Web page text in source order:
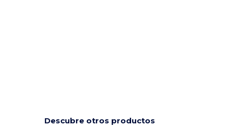
Descubre otros productos